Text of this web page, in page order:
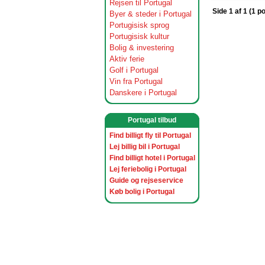
Rejsen til Portugal
Byer & steder i Portugal
Portugisisk sprog
Portugisisk kultur
Bolig & investering
Aktiv ferie
Golf i Portugal
Vin fra Portugal
Danskere i Portugal
Portugal tilbud
Find billigt fly til Portugal
Lej billig bil i Portugal
Find billigt hotel i Portugal
Lej feriebolig i Portugal
Guide og rejseservice
Køb bolig i Portugal
Side 1 af 1 (1